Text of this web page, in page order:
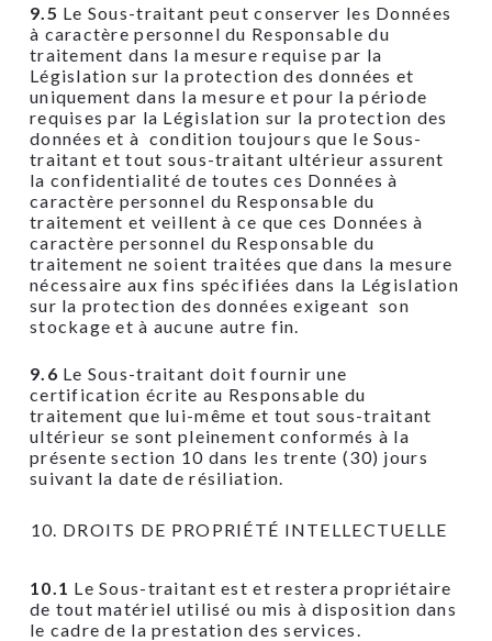
9.5 Le Sous-traitant peut conserver les Données
à caractère personnel du Responsable du
traitement dans la mesure requise par la
Législation sur la protection des données et
uniquement dans la mesure et pour la période
requises par la Législation sur la protection des
données et à condition toujours que le Sous-
traitant et tout sous-traitant ultérieur assurent
la confidentialité de toutes ces Données à
caractère personnel du Responsable du
traitement et veillent à ce que ces Données à
caractère personnel du Responsable du
traitement ne soient traitées que dans la mesure
nécessaire aux fins spécifiées dans la Législation
sur la protection des données exigeant son
stockage et à aucune autre fin.
9.6 Le Sous-traitant doit fournir une
certification écrite au Responsable du
traitement que lui-même et tout sous-traitant
ultérieur se sont pleinement conformés à la
présente section 10 dans les trente (30) jours
suivant la date de résiliation.
DROITS DE PROPRIÉTÉ INTELLECTUELLE
10.1 Le Sous-traitant est et restera propriétaire
de tout matériel utilisé ou mis à disposition dans
le cadre de la prestation des services.